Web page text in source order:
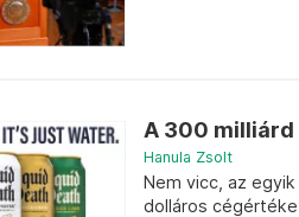
A 300
Hanula Zsolt
Nem vicc, az
dolláros